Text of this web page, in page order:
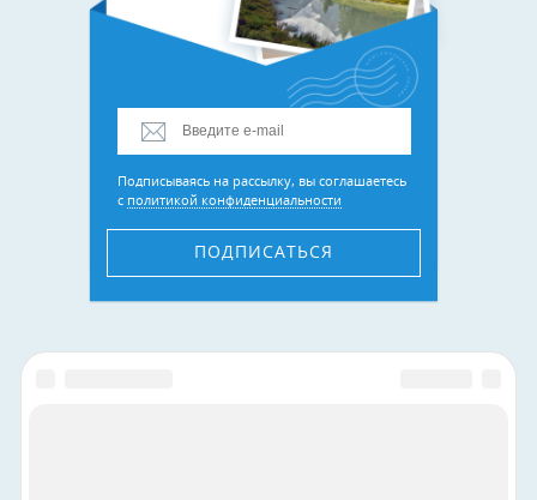
Подписываясь на рассылку, вы соглашаетесь
с политикой конфиденциальности
ПОДПИСАТЬСЯ